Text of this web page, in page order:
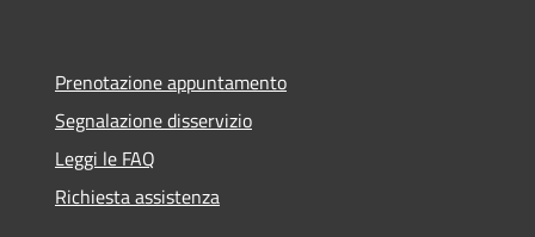
Prenotazione appuntamento
Segnalazione disservizio
Leggi le FAQ
Richiesta assistenza